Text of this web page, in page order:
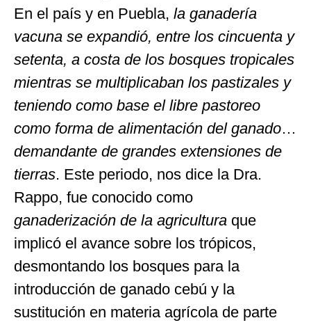
En el país y en Puebla, la ganadería
vacuna se expandió, entre los cincuenta y
setenta, a costa de los bosques tropicales
mientras se multiplicaban los pastizales y
teniendo como base el libre pastoreo
como forma de alimentación del ganado…
demandante de grandes extensiones de
tierras. Este periodo, nos dice la Dra.
Rappo, fue conocido como
ganaderización de la agricultura que
implicó el avance sobre los trópicos,
desmontando los bosques para la
introducción de ganado cebú y la
sustitución en materia agrícola de parte